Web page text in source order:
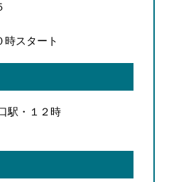
）
ート
口駅・１２時